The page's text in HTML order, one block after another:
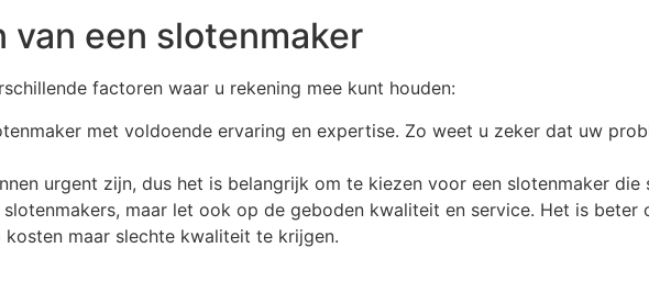
een slotenmaker
factoren waar u rekening mee kunt houden:
met voldoende ervaring en expertise. Zo weet u zeker dat uw
urgent zijn, dus het is belangrijk om te kiezen voor een slotenmaker die
maar let ook op de geboden kwaliteit en service. Het is beter
maar slechte kwaliteit te krijgen.